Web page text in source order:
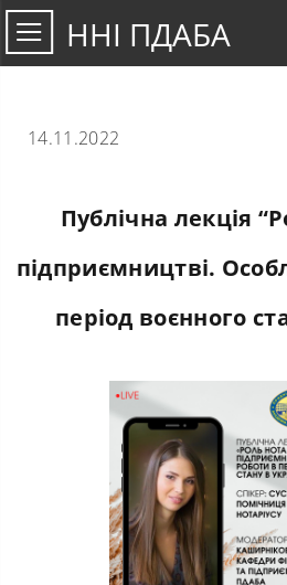
ННІ ПДАБА
14.11.2022
Публічна лекція
підприємництві.
період воєнного